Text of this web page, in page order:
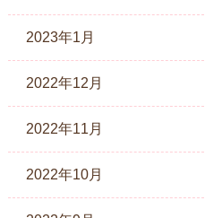
2023年1月
2022年12月
2022年11月
2022年10月